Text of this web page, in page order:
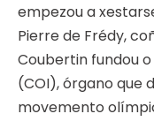
empezou a
Pierre de Frédy,
Coubertin fundou
(COI), órgano que
movemento